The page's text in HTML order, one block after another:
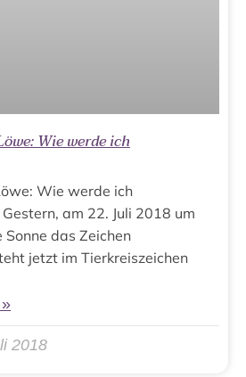
Wie werde ich
Wie werde ich
am 22. Juli 2018 um
das Zeichen
jetzt im Tierkreiszeichen
2018